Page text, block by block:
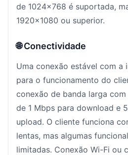
de 1024x768 é suportada,
1920x1080 ou superior.
🌐 Conectividade
Uma conexão estável com a
para o funcionamento do
conexão de banda larga
de 1 Mbps para download e
upload. O cliente funciona
lentas, mas algumas
limitadas. Conexão Wi-Fi ou